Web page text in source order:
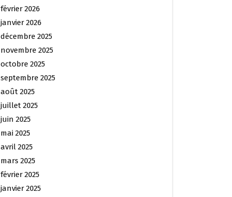
février 2026
janvier 2026
décembre 2025
novembre 2025
octobre 2025
septembre 2025
août 2025
juillet 2025
juin 2025
mai 2025
avril 2025
mars 2025
février 2025
janvier 2025